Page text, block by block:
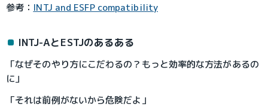
参考： INTJ and ESFP compatibility
INTJ-AとESTJのあるある
「なぜそのやり方にこだわるの？もっと効率的な方法があるの
に」
「それは前例がないから危険だよ」